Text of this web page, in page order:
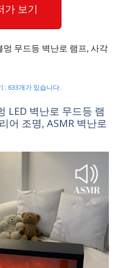
가 보기
멍 무드등 벽난로 램프, 사각
: 633개가 있습니다.
LED 벽난로 무드등 램
어 조명, ASMR 벽난로